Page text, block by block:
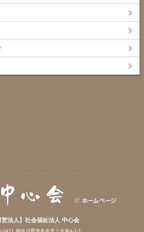
営法人】社会福祉法人 中心会
0431 神奈川県海老名市上今泉4-7-1